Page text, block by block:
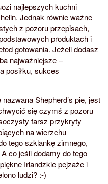
najlepszych kuchni
Jednak równie ważne
z pozoru przepisach,
produktach i
gotowania. Jeżeli dodasz
najważniejsze –
posiłku, sukces
Shepherd’s pie, jest
się czymś z pozoru
farsz przykryty
na wierzchu
tego szklankę zimnego,
co jeśli dodamy do tego
Irlandzkie pejzaże i
ludzi? :-)